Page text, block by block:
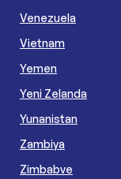
Venezuela
Vietnam
Yemen
Yeni Zelanda
Yunanistan
Zambiya
Zimbabve